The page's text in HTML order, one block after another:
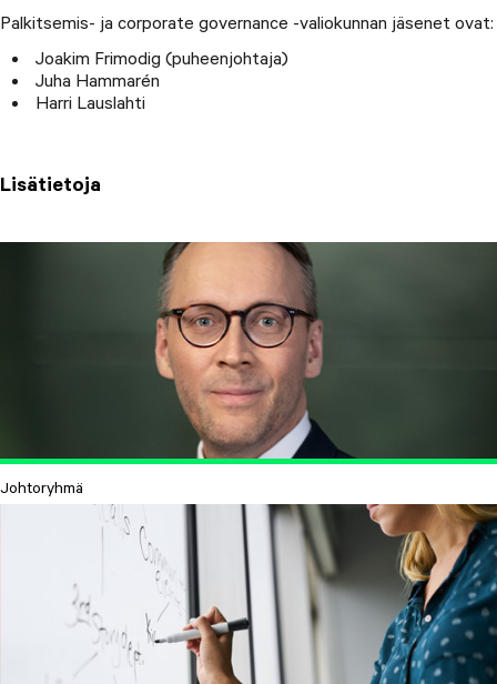
Palkitsemis- ja corporate governance -valiokunnan jäsenet ovat:
Joakim Frimodig (puheenjohtaja)
Juha Hammarén
Harri Lauslahti
Lisätietoja
Johtoryhmä